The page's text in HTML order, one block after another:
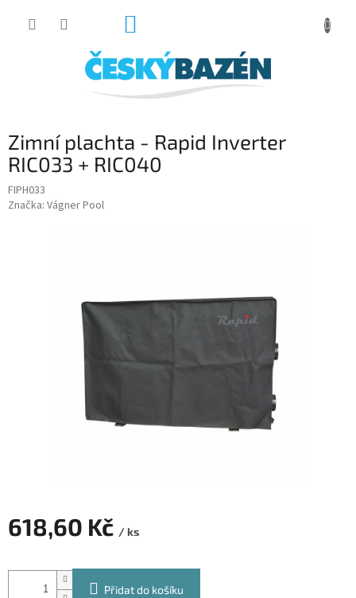
Zimní plachta - Rapid Inverter
RIC033 + RIC040
FIPH033
Značka: Vágner Pool
618,60 Kč / ks
cena:
Přidat do košíku